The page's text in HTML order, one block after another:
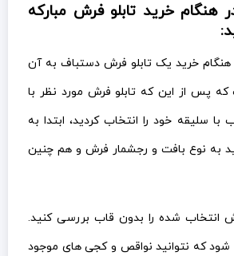
هنگام خرید تابلو فرش مبارکه
هنگام خرید یک تابلو فرش دستباف به آن
پس از این که تابلو فرش مورد نظر با
با سلیقه خود را انتخاب کردید، ابتدا به
به نوع بافت و رجشمار فرش و هم چنین
انتخاب شده را بدون قاب بررسی کنید.
که نتوانید نواقص و کجی های موجود